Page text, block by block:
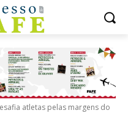
atletas pelas margens do